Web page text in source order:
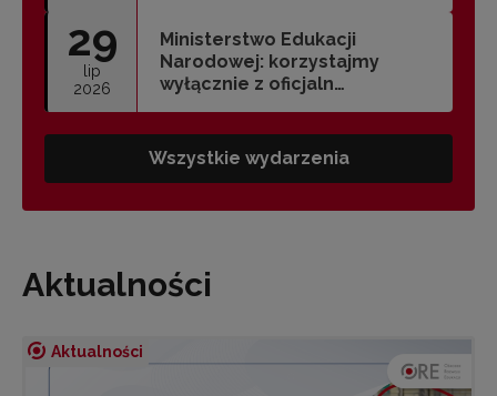
29
lip
2026
Ministerstwo Edukacji
Narodowej: korzystajmy
wyłącznie z oficjaln…
Wszystkie wydarzenia
Aktualności
Aktualności